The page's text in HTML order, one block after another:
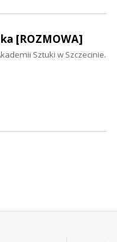
[ROZMOWA]
Sztuki w Szczecinie.